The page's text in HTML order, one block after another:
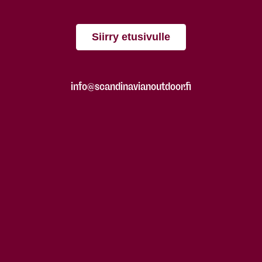
Siirry etusivulle
info@scandinavianoutdoor.fi